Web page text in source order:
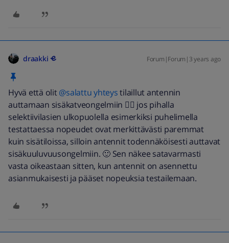
draakki Forum|Forum|3 years ago
Hyvä että olit@salattu yhteystilaillut antennin
auttamaan sisäkatveongelmiin 👍🏼 jos pihalla
selektiivilasien ulkopuolella esimerkiksi puhelimella
testattaessa nopeudet ovat merkittävästi paremmat
kuin sisätiloissa, silloin antennit todennäköisesti auttavat
sisäkuuluvuusongelmiin. 🙂 Sen näkee satavarmasti
vasta oikeastaan sitten, kun antennit on asennettu
asianmukaisesti ja pääset nopeuksia testailemaan.